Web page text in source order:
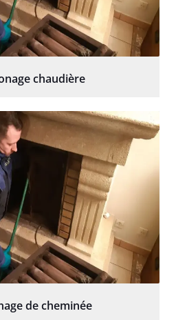
chaudière
de cheminée